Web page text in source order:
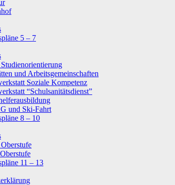
5 – 7
und Arbeitsgemeinschaften
Soziale Kompetenz
“Schulsanitätsdienst”
und Ski-Fahrt
8 – 10
11 – 13